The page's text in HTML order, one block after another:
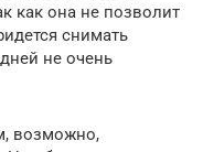
как она не позволит
снимать
не очень
возможно,